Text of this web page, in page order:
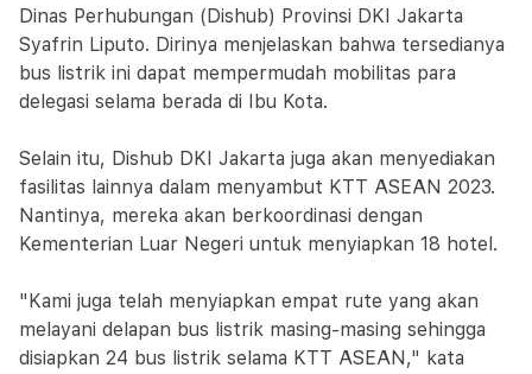
Dinas Perhubungan (Dishub) Provinsi DKI Jakarta
Syafrin Liputo. Dirinya menjelaskan bahwa tersedianya
bus listrik ini dapat mempermudah mobilitas para
delegasi selama berada di Ibu Kota.
Selain itu, Dishub DKI Jakarta juga akan menyediakan
fasilitas lainnya dalam menyambut KTT ASEAN 2023.
Nantinya, mereka akan berkoordinasi dengan
Kementerian Luar Negeri untuk menyiapkan 18 hotel.
"Kami juga telah menyiapkan empat rute yang akan
melayani delapan bus listrik masing-masing sehingga
disiapkan 24 bus listrik selama KTT ASEAN," kata